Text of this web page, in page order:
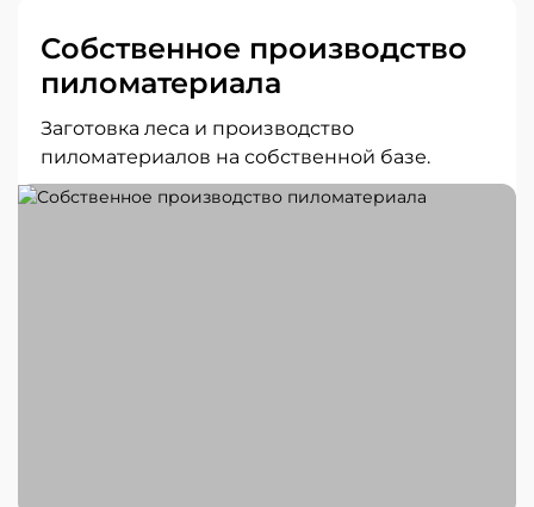
Собственное производство
пиломатериала
Заготовка леса и производство
пиломатериалов на собственной базе.